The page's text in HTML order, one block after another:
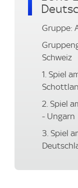
Gruppe:
Schweiz
1. Spiel
2. Spiel
- Ungarn
3. Spiel